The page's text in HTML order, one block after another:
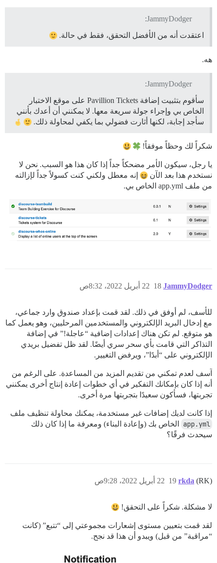
JammyDodger:
اعتقدت أنه من الأفضل التحقق، فقط في حالة.
هه.
JammyDodger:
سأقوم بتثبيت إضافة Pavillion Tickets على موقع الاختبار
الخاص بي وإجراء جولة سريعة معها. لا يمكنني أن أعدك بأنني
سأجد إجابة، لكنها أثارت فضولي بما يكفي لمحاولة ذلك.
شكراً لك وحظاً موفقاً!
يا رجل، سيكون الأمر مضحكاً جداً إذا كان هذا هو السبب. نحن لا
نستخدم هذا بعد الآن
إنه معطل ولكني كنت كسولاً جداً لإزالته
من ملف app.yml الخاص بي.
JammyDodger 22 أبريل 2022، 8:32ص 18
للأسف، لم أوفق في ذلك. لقد قمت بإعداد صندوق وارد جماعي،
مع إدخال البريد الإلكتروني والمستخدمين المرحليين، وهو يعمل كما
هو متوقع. لم تكن هناك إعدادات إضافية “عاجلة!” في إضافة
التذاكر التي قامت بأي سحر سري أيضًا. لقد ظل تفضيل بريدي
الإلكتروني على “أبدًا”، ويرفض التغيير.
آسف لعدم تمكني من تقديم المزيد من المساعدة. على الرغم من
أنه إذا كان بإمكانك التفكير في أي خطوات إعادة إنتاج أخرى يمكنني
تجربتها، فسأكون سعيدًا بتجربتها مرة أخرى.
إذا كانت لديك إضافات غير مستخدمة، يمكنك محاولة تنظيف ملف
app.yml
الخاص بك (وإعادة البناء) ومعرفة ما إذا كان ذلك
سيحدث فرقًا؟
rkda (RK) 22 أبريل 2022، 9:28ص 19
لا مشكلة. شكراً على التحقق!
لقد قمت بتعيين مستوى إشعارات مجموعتي إلى “تتبع” (كانت
“مراقبة” من قبل) ويبدو أن هذا قد نجح.